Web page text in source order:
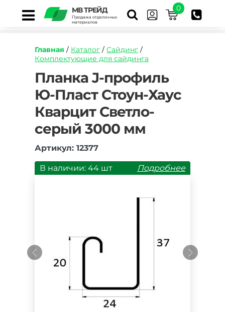
МВ ТРЕЙД
Продажа отделочных
материалов
0
Главная / Каталог / Сайдинг /
Комплектующие для сайдинга
https://mvtrade.ru/images/id/normal/planka-
j-
profil-
yu-
plast-
haus-
svetlo-
seryy.jpg
Планка J-профиль
Ю-Пласт Стоун-Хаус
Кварцит Светло-
серый 3000 мм
Артикул: 12377
В наличии: 44 шт Подробнее